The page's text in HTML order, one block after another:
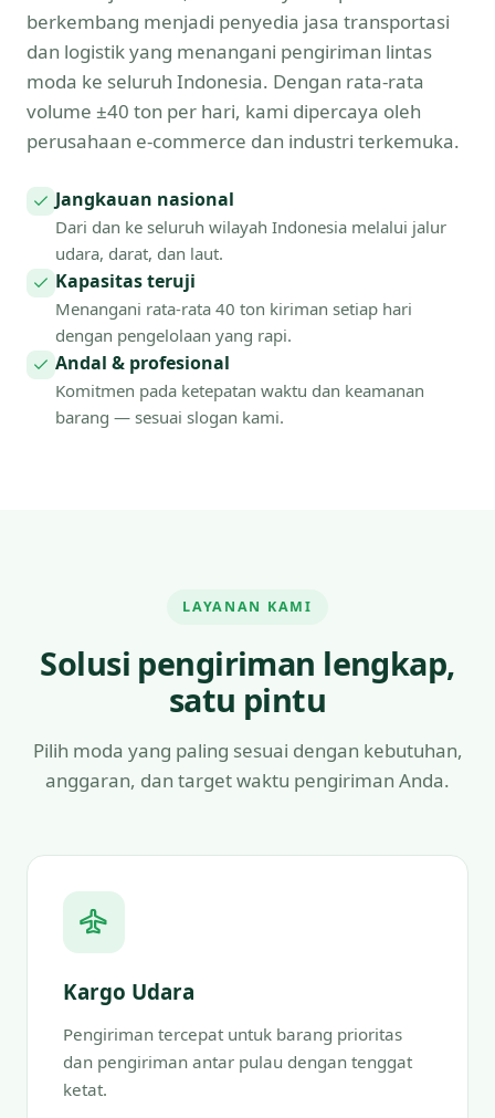
berkembang menjadi penyedia jasa transportasi
dan logistik yang menangani pengiriman lintas
moda ke seluruh Indonesia. Dengan rata-rata
volume ±40 ton per hari, kami dipercaya oleh
perusahaan e-commerce dan industri terkemuka.
Jangkauan nasional
Dari dan ke seluruh wilayah Indonesia melalui jalur
udara, darat, dan laut.
Kapasitas teruji
Menangani rata-rata 40 ton kiriman setiap hari
dengan pengelolaan yang rapi.
Andal & profesional
Komitmen pada ketepatan waktu dan keamanan
barang — sesuai slogan kami.
LAYANAN KAMI
Solusi pengiriman lengkap,
satu pintu
Pilih moda yang paling sesuai dengan kebutuhan,
anggaran, dan target waktu pengiriman Anda.
Kargo Udara
Pengiriman tercepat untuk barang prioritas
dan pengiriman antar pulau dengan tenggat
ketat.